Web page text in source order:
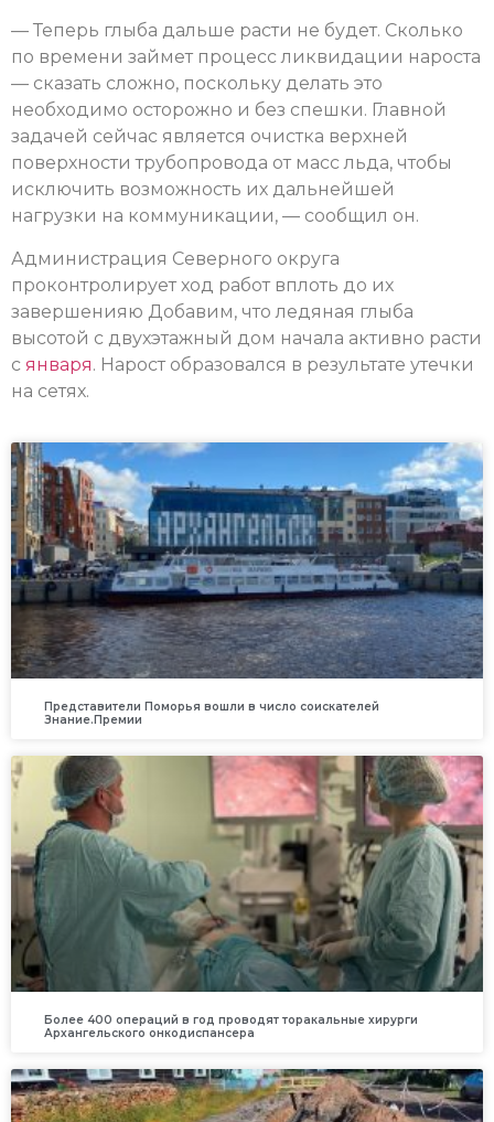
— Теперь глыба дальше расти не будет. Сколько
по времени займет процесс ликвидации нароста
— сказать сложно, поскольку делать это
необходимо осторожно и без спешки. Главной
задачей сейчас является очистка верхней
поверхности трубопровода от масс льда, чтобы
исключить возможность их дальнейшей
нагрузки на коммуникации, — сообщил он.
Администрация Северного округа
проконтролирует ход работ вплоть до их
завершенияю Добавим, что ледяная глыба
высотой с двухэтажный дом начала активно расти
с января. Нарост образовался в результате утечки
на сетях.
Представители Поморья вошли в число соискателей
Знание.Премии
Более 400 операций в год проводят торакальные хирурги
Архангельского онкодиспансера